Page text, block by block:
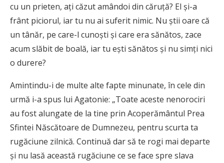
cu un prieten, ați căzut amândoi din căruță? El și-a
frânt piciorul, iar tu nu ai suferit nimic. Nu știi oare că
un tânăr, pe care-l cunoști și care era sănătos, zace
acum slăbit de boală, iar tu ești sănătos și nu simți nici
o durere?
Amintindu-i de multe alte fapte minunate, în cele din
urmă i-a spus lui Agatonie: „Toate aceste nenorociri
au fost alungate de la tine prin Acoperământul Prea
Sfintei Născătoare de Dumnezeu, pentru scurta ta
rugăciune zilnică. Continuă dar să te rogi mai departe
și nu lasă această rugăciune ce se face spre slava